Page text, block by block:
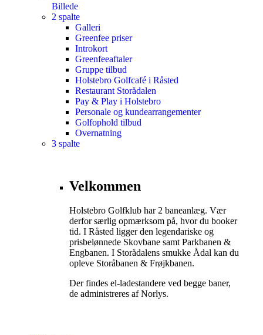
Billede
2 spalte
Galleri
Greenfee priser
Introkort
Greenfeeaftaler
Gruppe tilbud
Holstebro Golfcafé i Råsted
Restaurant Storådalen
Pay & Play i Holstebro
Personale og kundearrangementer
Golfophold tilbud
Overnatning
3 spalte
Velkommen
Holstebro Golfklub har 2 baneanlæg. Vær
derfor særlig opmærksom på, hvor du booker
tid. I Råsted ligger den legendariske og
prisbelønnede Skovbane samt Parkbanen &
Engbanen. I Storådalens smukke Ådal kan du
opleve Storåbanen & Frøjkbanen.
Der findes el-ladestandere ved begge baner,
de administreres af Norlys.